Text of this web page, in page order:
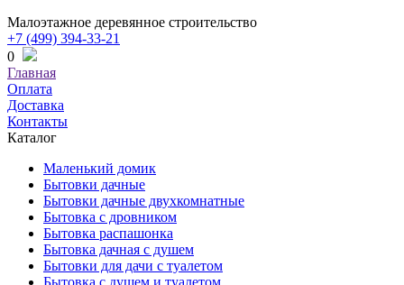
Малоэтажное деревянное строительство
+7 (499) 394-33-21
0
Главная
Оплата
Доставка
Контакты
Каталог
Маленький домик
Бытовки дачные
Бытовки дачные двухкомнатные
Бытовка с дровником
Бытовка распашонка
Бытовка дачная с душем
Бытовки для дачи с туалетом
Бытовка с душем и туалетом